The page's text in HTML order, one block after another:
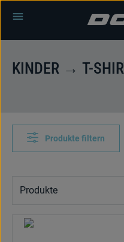
Zum Hauptinhalt springen
KINDER → T-
Produkte filtern